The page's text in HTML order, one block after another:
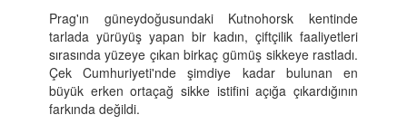
Prag'ın güneydoğusundaki Kutnohorsk kentinde
tarlada yürüyüş yapan bir kadın, çiftçilik faaliyetleri
sırasında yüzeye çıkan birkaç gümüş sikkeye rastladı.
Çek Cumhuriyeti'nde şimdiye kadar bulunan en
büyük erken ortaçağ sikke istifini açığa çıkardığının
farkında değildi.